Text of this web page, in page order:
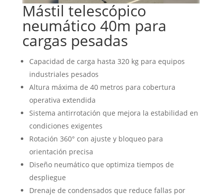
Mástil telescópico
neumático 40m para
cargas pesadas
Capacidad de carga hasta 320 kg para equipos
industriales pesados
Altura máxima de 40 metros para cobertura
operativa extendida
Sistema antirrotación que mejora la estabilidad en
condiciones exigentes
Rotación 360° con ajuste y bloqueo para
orientación precisa
Diseño neumático que optimiza tiempos de
despliegue
Drenaje de condensados que reduce fallas por